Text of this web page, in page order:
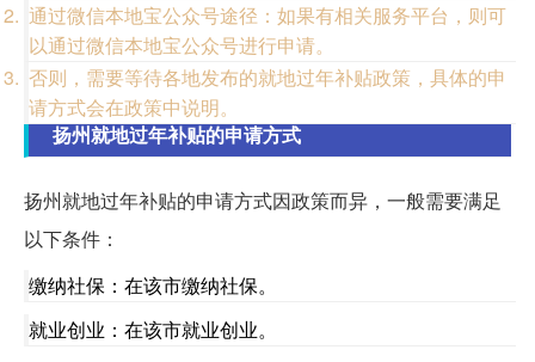
通过微信本地宝公众号途径：如果有相关服务平台，则可
以通过微信本地宝公众号进行申请。
否则，需要等待各地发布的就地过年补贴政策，具体的申
请方式会在政策中说明。
扬州就地过年补贴的申请方式
扬州就地过年补贴的申请方式因政策而异，一般需要满足
以下条件：
缴纳社保：在该市缴纳社保。
就业创业：在该市就业创业。